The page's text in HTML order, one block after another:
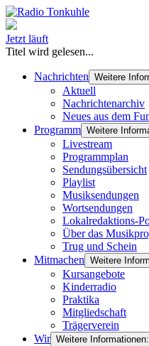
Jetzt läuft
Titel wird gelesen...
Nachrichten Weitere
Aktuell
Nachrichtenarchiv
Neues aus dem
Programm Weitere
Livestream
Programmplan
Sendungsübersicht
Playlist
Musiksendungen
Wortsendungen
Lokalredaktions-
Über das
Trug und Schein
Mitmachen Weitere
Kursangebote
Kinderradio
Praktika
Mitgliedschaft
Trägerverein
Wir Weitere